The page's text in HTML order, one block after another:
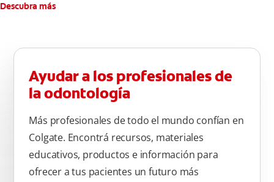
Descubra más
Ayudar a los profesionales de
la odontología
Más profesionales de todo el mundo confían en
Colgate. Encontrá recursos, materiales
educativos, productos e información para
ofrecer a tus pacientes un futuro más